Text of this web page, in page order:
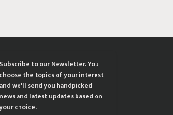
Subscribe to our Newsletter. You
choose the topics of your interest
and we'll send you handpicked
news and latest updates based on
your choice.